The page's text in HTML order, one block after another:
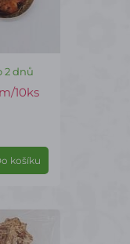
2 dnů
10ks
košíku